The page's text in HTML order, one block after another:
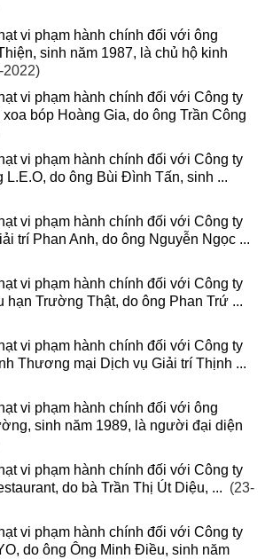
vi phạm hành chính đối với ông
sinh năm 1987, là chủ hộ kinh
2022)
vi phạm hành chính đối với Công ty
bóp Hoàng Gia, do ông Trần Công
vi phạm hành chính đối với Công ty
L.E.O, do ông Bùi Đình Tấn, sinh ...
vi phạm hành chính đối với Công ty
trí Phan Anh, do ông Nguyễn Ngọc ...
vi phạm hành chính đối với Công ty
hạn Trường Thật, do ông Phan Trứ ...
vi phạm hành chính đối với Công ty
Thương mại Dịch vụ Giải trí Thịnh ...
vi phạm hành chính đối với ông
sinh năm 1989, là người đại diện
vi phạm hành chính đối với Công ty
do bà Trần Thị Út Diệu, ... (23-
vi phạm hành chính đối với Công ty
do ông Ông Minh Điều, sinh năm